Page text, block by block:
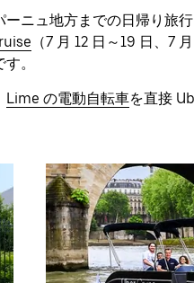
ニュ地方までの日帰り旅
（7 月 12 日～19 日、7
。
Lime の電動自転車を直接